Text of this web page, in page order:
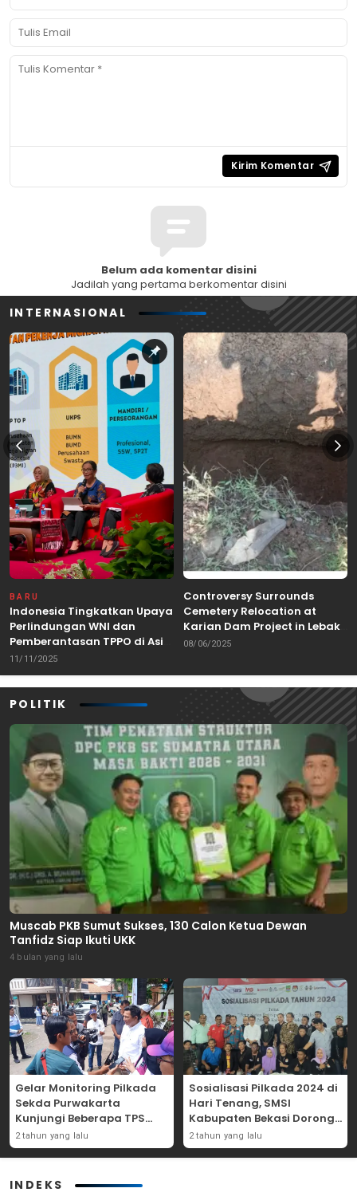
Belum ada komentar disini
Jadilah yang pertama berkomentar disini
INTERNASIONAL
BARU
Indonesia Tingkatkan Upaya
Perlindungan WNI dan
Pemberantasan TPPO di Asia
Tenggara
11/11/2025
Controversy Surrounds
Cemetery Relocation at
Karian Dam Project in Lebak,
Banten
08/06/2025
POLITIK
Muscab PKB Sumut Sukses, 130 Calon Ketua Dewan
Tanfidz Siap Ikuti UKK
4 bulan yang lalu
Gelar Monitoring Pilkada
Sekda Purwakarta
Kunjungi Beberapa TPS
Yang Ada Di Purwakarta
2 tahun yang lalu
Sosialisasi Pilkada 2024 di
Hari Tenang, SMSI
Kabupaten Bekasi Dorong
Angka Partisipasi
Masyarakat
2 tahun yang lalu
INDEKS